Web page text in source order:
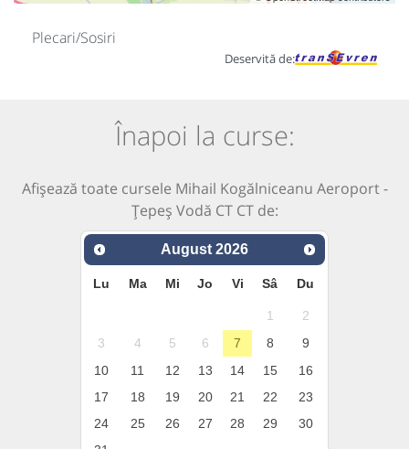
Plecari/Sosiri
Deservită de:
Înapoi la curse:
Afișează toate cursele Mihail Kogălniceanu Aeroport -
Țepeș Vodă CT CT de:
August 2026
Lu Ma Mi Jo Vi Sâ Du
1
2
3
4 5 6 7 8
9
10
11 12 13 14 15
16
17
18 19 20 21 22
23
24
25 26 27 28 29
30